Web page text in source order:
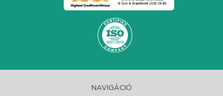
NAVIGÁCIÓ